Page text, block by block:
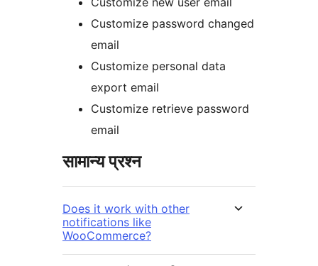
Customize password changed
email
Customize personal data
export email
Customize retrieve password
email
सामान्य प्रश्न
Does it work with other
notifications like
WooCommerce?